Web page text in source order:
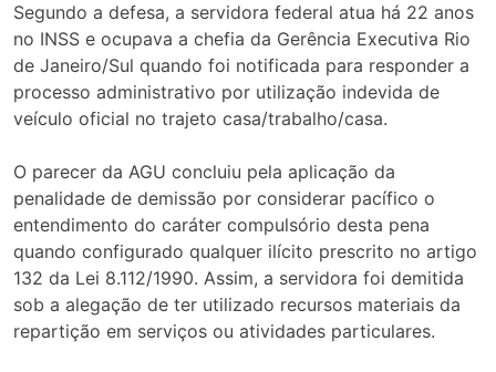
Segundo a defesa, a servidora federal atua há 22 anos
no INSS e ocupava a chefia da Gerência Executiva Rio
de Janeiro/Sul quando foi notificada para responder a
processo administrativo por utilização indevida de
veículo oficial no trajeto casa/trabalho/casa.
O parecer da AGU concluiu pela aplicação da
penalidade de demissão por considerar pacífico o
entendimento do caráter compulsório desta pena
quando configurado qualquer ilícito prescrito no artigo
132 da Lei 8.112/1990. Assim, a servidora foi demitida
sob a alegação de ter utilizado recursos materiais da
repartição em serviços ou atividades particulares.